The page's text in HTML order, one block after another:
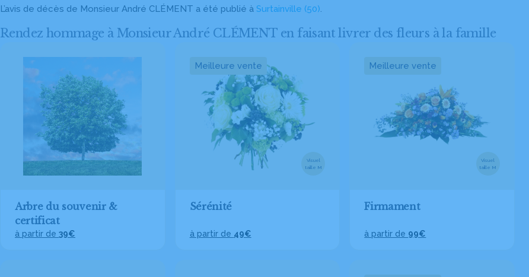
L’avis de décès de Monsieur André CLÉMENT a été publié à Surtainville (50).
Rendez hommage à Monsieur André CLÉMENT en faisant livrer des fleurs à la famille
Arbre du souvenir &
certificat
à partir de 39€
Meilleure vente
Visuel
taille M
Sérénité
à partir de 49€
Meilleure vente
Visuel
taille M
Firmament
à partir de 99€